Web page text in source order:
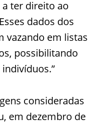
a ter direito ao
dados dos
vazando em listas
possibilitando
consideradas
em dezembro de